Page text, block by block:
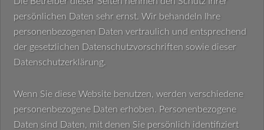
persönlichen Daten sehr ernst. Wir behandeln Ihre
personenbezogenen Daten vertraulich und entsprechend
der gesetzlichen Datenschutzvorschriften sowie dieser
Datenschutzerklärung.
Wenn Sie diese Website benutzen, werden verschiedene
personenbezogene Daten erhoben. Personenbezogene
Daten sind Daten, mit denen Sie persönlich identifiziert